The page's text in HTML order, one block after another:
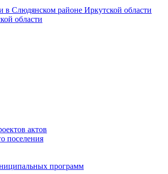
в Слюдянском районе Иркутской области
области
актов
поселения
программ